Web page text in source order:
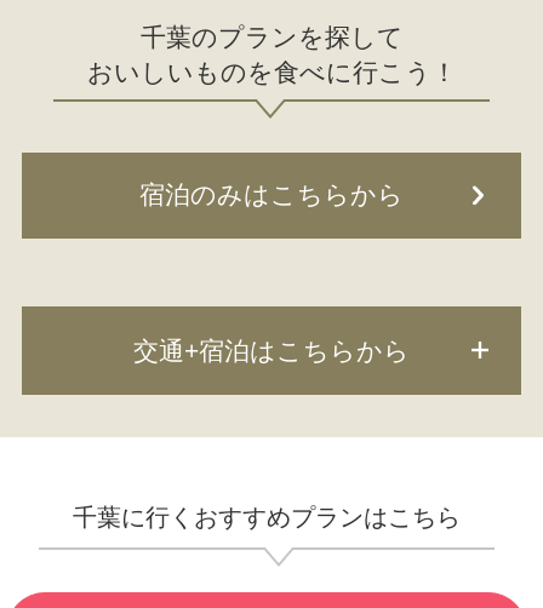
千葉のプランを探して
おいしいものを食べに行こう！
宿泊のみはこちらから
千葉に行くおすすめプランはこちら